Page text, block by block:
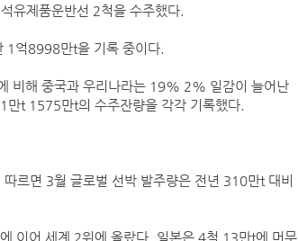
유제품운반선 2척을 수주했다.
억8998만t을 기록 중이다.
비해 중국과 우리나라는 19% 2% 일감이 늘어난
t 1575만t의 수주잔량을 각각 기록했다.
르면 3월 글로벌 선박 발주량은 전년 310만t 대비
이어 세계 2위에 올랐다. 일본은 4척 13만t에 머무